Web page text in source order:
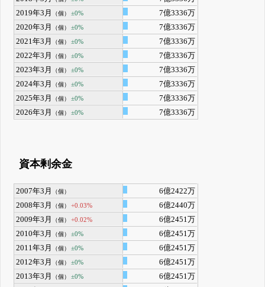
2019年3月
（個） ±0%
7億3336万
2020年3月
（個） ±0%
7億3336万
2021年3月
（個） ±0%
7億3336万
2022年3月
（個） ±0%
7億3336万
2023年3月
（個） ±0%
7億3336万
2024年3月
（個） ±0%
7億3336万
2025年3月
（個） ±0%
7億3336万
2026年3月
（個） ±0% 7億3336万
資本剰余金
2007年3月 （個）
6億2422万
2008年3月
（個） +0.03%
6億2440万
2009年3月
（個） +0.02%
6億2451万
2010年3月
（個） ±0%
6億2451万
2011年3月
（個） ±0%
6億2451万
2012年3月
（個） ±0%
6億2451万
2013年3月
（個） ±0%
6億2451万